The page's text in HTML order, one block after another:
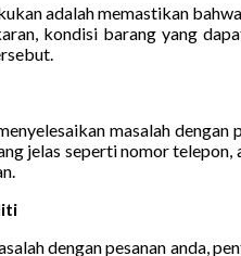
adalah memastikan
kondisi barang yang
masalah
jelas seperti nomor telepon,
dengan pesanan anda,